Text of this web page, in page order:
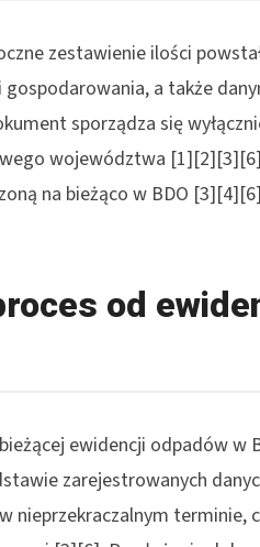
zestawienie ilości
a także
sporządza się
województwa
na bieżąco w BDO
od
ewidencji odpadów w
zarejestrowanych
nieprzekraczalnym terminie,